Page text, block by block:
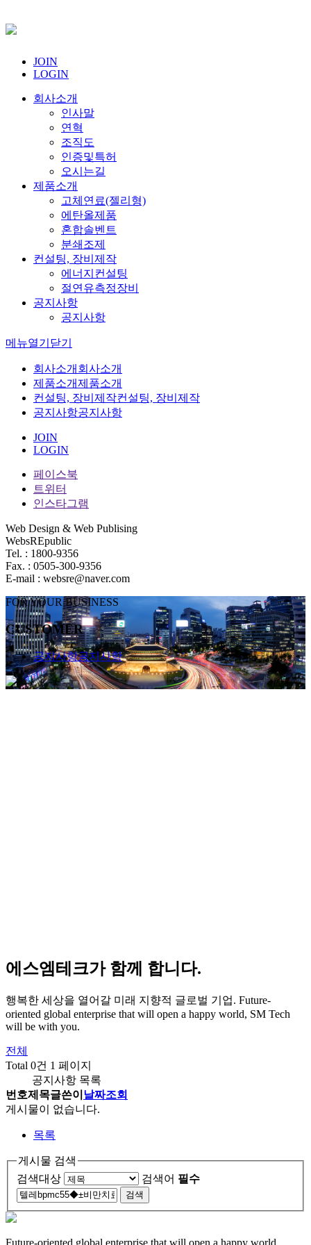
JOIN
LOGIN
회사소개
인사말
연혁
조직도
인증및특허
오시는길
제품소개
고체연료(젤리형)
에탄올제품
혼합솔벤트
분쇄조제
컨설팅, 장비제작
에너지컨설팅
절연유측정장비
공지사항
공지사항
메뉴열기 닫기
회사소개 회사소개
제품소개제품소개
컨설팅, 장비제작컨설팅, 장비제작
공지사항공지사항
JOIN
LOGIN
페이스북
트위터
인스타그램
Web Design & Web Publising
WebsREpublic
Tel. : 1800-9356
Fax. : 0505-300-9356
E-mail : websre@naver.com
FOR YOUR BUSINESS
CUSTOMER
공지사항공지사항
에스엠테크가 함께 합니다.
행복한 세상을 열어갈 미래 지향적 글로벌 기업. Future-
oriented global enterprise that will open a happy world, SM Tech
will be with you.
전체
Total 0건 1 페이지
공지사항 목록
번호제목글쓴이 날짜조회
게시물이 없습니다.
목록
게시물 검색
검색대상
검색어 필수